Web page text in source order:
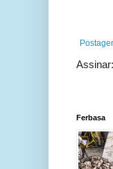
Assinar:
Ferbasa